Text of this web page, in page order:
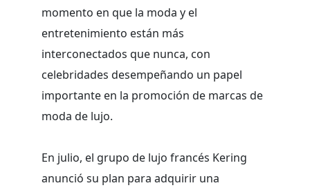
momento en que la moda y el
entretenimiento están más
interconectados que nunca, con
celebridades desempeñando un papel
importante en la promoción de marcas de
moda de lujo.
En julio, el grupo de lujo francés Kering
anunció su plan para adquirir una